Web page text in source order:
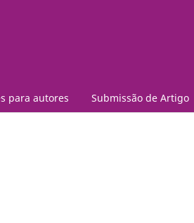
para autores Submissão de Artigo